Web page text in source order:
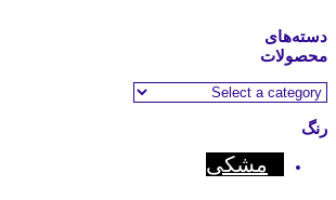
دسته‌های
محصولات
رنگ
مشکی